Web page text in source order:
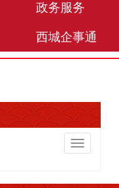
政务服务
西城企事通
切
换
航